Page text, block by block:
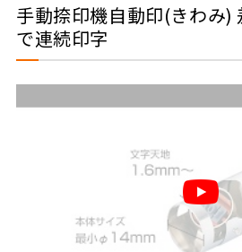
手動捺印機自動印(きわみ)
で連続印字